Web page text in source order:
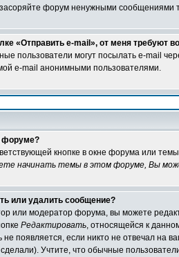
форум ненужными сообщениями
«Отправить e-mail», от меня требуют
пользователи могут посылать e-mail
e-mail анонимными пользователями.
форуме?
кнопке в окне форума или
начинать темы в этом форуме, Вы
или удалить сообщение?
или модератор форума, вы можете
Редактировать, относящейся к
появляется, если никто не отвечал на
Учтите, что обычные